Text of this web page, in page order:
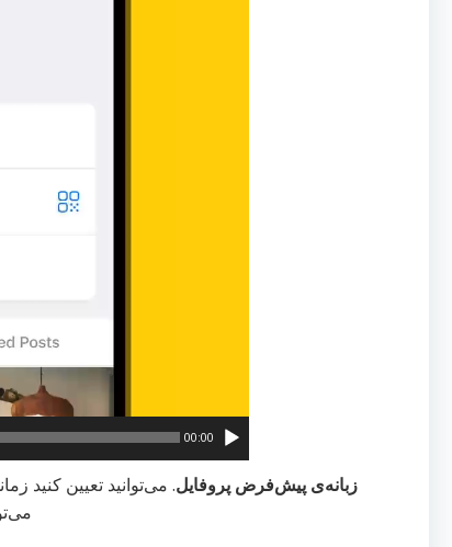
00:00
زبانه‌ی پیش‌فرض پروفایل. می‌توانید تعیین کنید